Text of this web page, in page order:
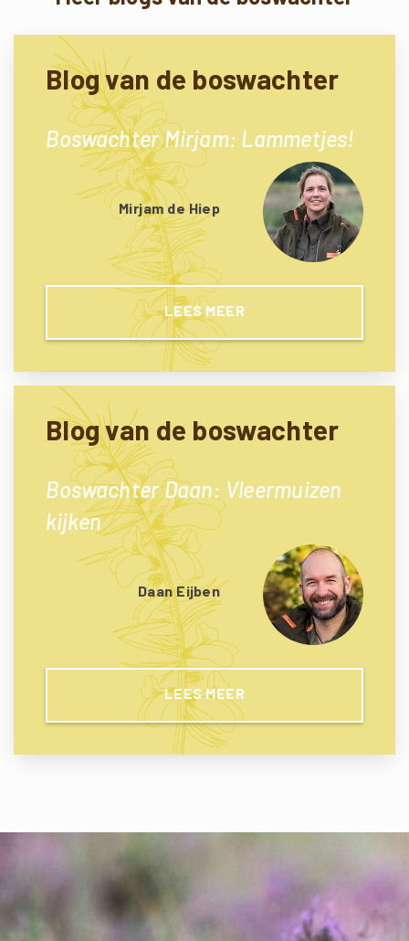
Blog van de boswachter
Boswachter Mirjam: Lammetjes!
Mirjam de Hiep
LEES MEER
Blog van de boswachter
Boswachter Daan: Vleermuizen
kijken
Daan Eijben
LEES MEER